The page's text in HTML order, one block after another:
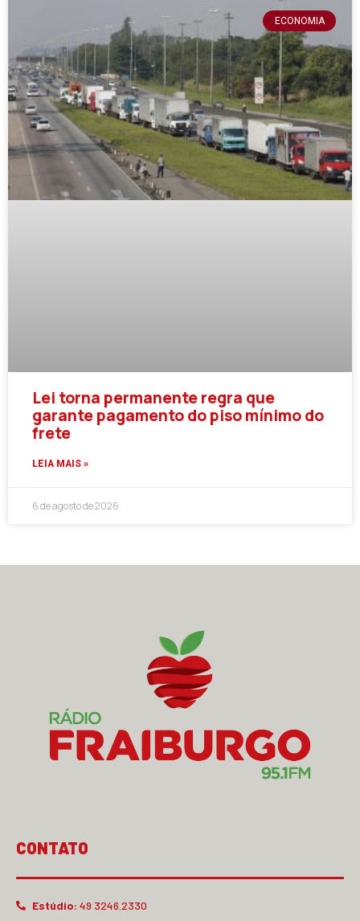
ECONOMIA
Lei torna permanente regra que
garante pagamento do piso mínimo do
frete
LEIA MAIS »
6 de agosto de 2026
CONTATO
Estúdio: 49 3246.2330